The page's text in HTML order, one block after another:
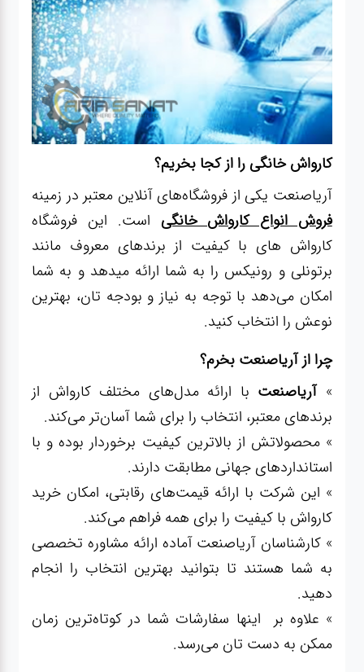
کارواش خانگی را از کجا بخریم؟
آریاصنعت یکی از فروشگاه‌های آنلاین معتبر در زمینه
فروش انواع کارواش خانگی است. این فروشگاه
کارواش های با کیفیت از برندهای معروف مانند
برتونلی و رونیکس را به شما ارائه میدهد و به شما
امکان می‌دهد با توجه به نیاز و بودجه تان، بهترین
نوعش را انتخاب کنید.
چرا از آریاصنعت بخرم؟
»آریاصنعت با ارائه مدل‌های مختلف کارواش از
برندهای معتبر، انتخاب را برای شما آسان‌تر می‌کند.
» محصولاتش از بالاترین کیفیت برخوردار بوده و با
استانداردهای جهانی مطابقت دارند.
» این شرکت با ارائه قیمت‌های رقابتی، امکان خرید
کارواش با کیفیت را برای همه فراهم می‌کند.
» کارشناسان آریاصنعت آماده ارائه مشاوره تخصصی
به شما هستند تا بتوانید بهترین انتخاب را انجام
دهید.
» علاوه بر اینها سفارشات شما در کوتاه‌ترین زمان
ممکن به دست تان می‌رسد.